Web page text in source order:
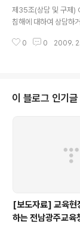
제35조(상담 및 구제)
침해에 대하여 상담하
담 또는 구제에 대하여
동의 권리에 관한 행동
장 기타 집행기관은
0 0 2009.
이 블로그 인기글
[보도자료] 교육현
하는 전남광주교육